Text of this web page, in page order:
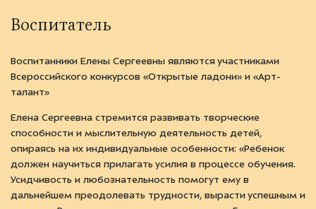
Воспитатель
Воспитанники Елены Сергеевны являются участниками
Всероссийского конкурсов «Открытые ладони» и «Арт-
талант»
Елена Сергеевна стремится развивать творческие
способности и мыслительную деятельность детей,
опираясь на их индивидуальные особенности: «Ребенок
должен научиться прилагать усилия в процессе обучения.
Усидчивость и любознательность помогут ему в
дальнейшем преодолевать трудности, вырасти успешным и